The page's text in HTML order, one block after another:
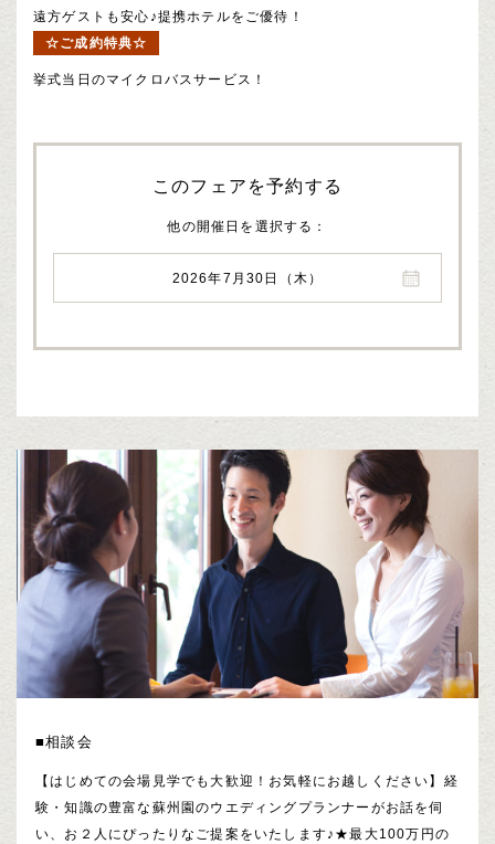
遠方ゲストも安心♪提携ホテルをご優待！
☆ご成約特典☆
挙式当日のマイクロバスサービス！
このフェアを予約する
他の開催日を選択する
2026年7月30日（木）
■相談会
【はじめての会場見学でも大歓迎！お気軽にお越しください】経
験・知識の豊富な蘇州園のウエディングプランナーがお話を伺
い、お２人にぴったりなご提案をいたします♪★最大100万円の